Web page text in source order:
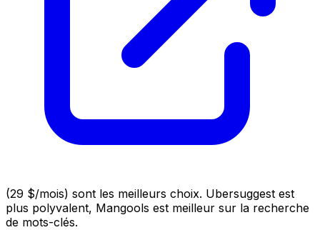
(29 $/mois) sont les meilleurs choix. Ubersuggest est
plus polyvalent, Mangools est meilleur sur la recherche
de mots-clés.